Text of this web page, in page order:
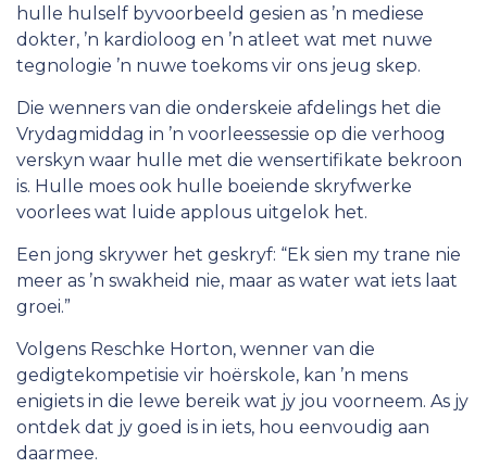
hulle hulself byvoorbeeld gesien as ’n mediese
dokter, ’n kardioloog en ’n atleet wat met nuwe
tegnologie ’n nuwe toekoms vir ons jeug skep.
Die wenners van die onderskeie afdelings het die
Vrydagmiddag in ’n voorleessessie op die verhoog
verskyn waar hulle met die wensertifikate bekroon
is. Hulle moes ook hulle boeiende skryfwerke
voorlees wat luide applous uitgelok het.
Een jong skrywer het geskryf: “Ek sien my trane nie
meer as ’n swakheid nie, maar as water wat iets laat
groei.”
Volgens Reschke Horton, wenner van die
gedigtekompetisie vir hoërskole, kan ’n mens
enigiets in die lewe bereik wat jy jou voorneem. As jy
ontdek dat jy goed is in iets, hou eenvoudig aan
daarmee.